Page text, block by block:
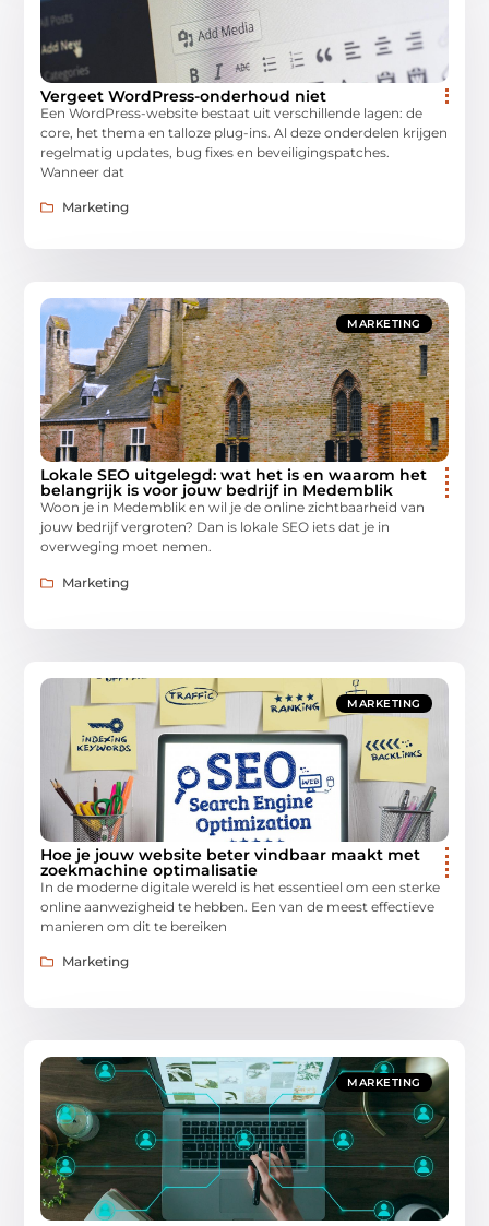
Vergeet WordPress-onderhoud niet
Een WordPress-website bestaat uit verschillende lagen: de
core, het thema en talloze plug-ins. Al deze onderdelen krijgen
regelmatig updates, bug fixes en beveiligingspatches.
Wanneer dat
Marketing
MARKETING
Lokale SEO uitgelegd: wat het is en waarom het
belangrijk is voor jouw bedrijf in Medemblik
Woon je in Medemblik en wil je de online zichtbaarheid van
jouw bedrijf vergroten? Dan is lokale SEO iets dat je in
overweging moet nemen.
Marketing
MARKETING
Hoe je jouw website beter vindbaar maakt met
zoekmachine optimalisatie
In de moderne digitale wereld is het essentieel om een sterke
online aanwezigheid te hebben. Een van de meest effectieve
manieren om dit te bereiken
Marketing
MARKETING